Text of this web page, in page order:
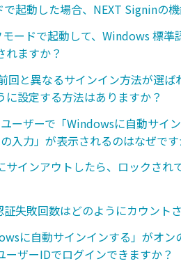
起動した場合、NEXT Signinの
ードで起動して、Windows 標準
れますか？
回と異なるサインイン方法が選ば
設定する方法はありますか？
ーザーで「Windowsに自動サイン
入力」が表示されるのはなぜです
サインアウトしたら、ロックされ
失敗回数はどのようにカウント
に自動サインインする」がオ
ーザーIDでログインできますか？